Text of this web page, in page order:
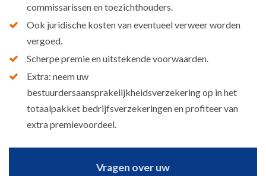
commissarissen en toezichthouders.
Ook juridische kosten van eventueel verweer worden
vergoed.
Scherpe premie en uitstekende voorwaarden.
Extra: neem uw
bestuurdersaansprakelijkheidsverzekering op in het
totaalpakket bedrijfsverzekeringen en profiteer van
extra premievoordeel.
Vragen over uw